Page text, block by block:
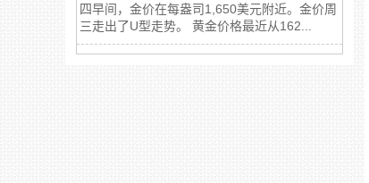
四早间，金价在每盎司1,650美元附近。金价周
三走出了U型走势。 黄金价格最近从162...